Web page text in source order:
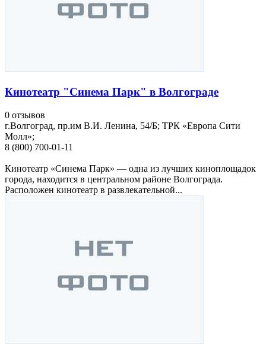
Кинотеатр "Синема Парк" в Волгограде
0 отзывов
г.Волгоград, пр.им В.И. Ленина, 54/Б; ТРК «Европа Сити
Молл»;
8 (800) 700-01-11
Кинотеатр «Синема Парк» — одна из лучших киноплощадок
города, находится в центральном районе Волгограда.
Расположен кинотеатр в развлекательной...